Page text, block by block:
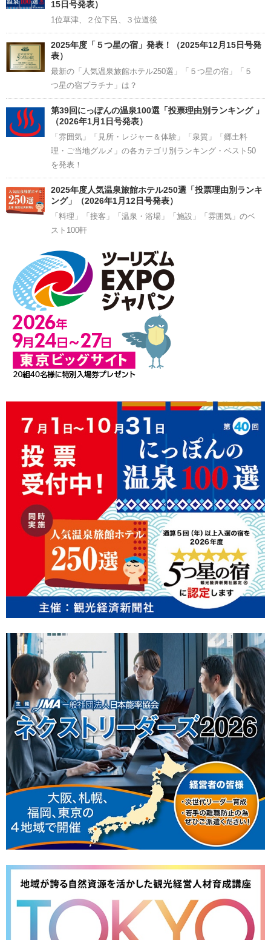
15日号発表）
1位草津、２位下呂、３位道後
2025年度「５つ星の宿」発表！（2025年12月15日号発
表）
最新の「人気温泉旅館ホテル250選」「５つ星の宿」「５
つ星の宿プラチナ」は？
第39回にっぽんの温泉100選「投票理由別ランキング 」
（2026年1月1日号発表）
「雰囲気」「見所・レジャー＆体験」「泉質」「郷土料
理・ご当地グルメ」の各カテゴリ別ランキング・ベスト50
を発表！
2025年度人気温泉旅館ホテル250選「投票理由別ランキ
ング」（2026年1月12日号発表）
「料理」「接客」「温泉・浴場」「施設」「雰囲気」のベ
スト100軒